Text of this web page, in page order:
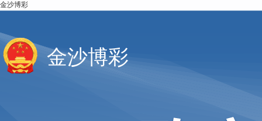
金沙博彩
金沙博彩